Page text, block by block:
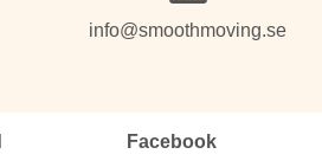
info@smoothmoving.se
Facebook